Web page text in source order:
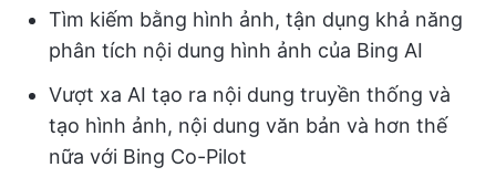
Tìm kiếm bằng hình ảnh, tận dụng khả năng
phân tích nội dung hình ảnh của Bing AI
Vượt xa AI tạo ra nội dung truyền thống và
tạo hình ảnh, nội dung văn bản và hơn thế
nữa với Bing Co-Pilot